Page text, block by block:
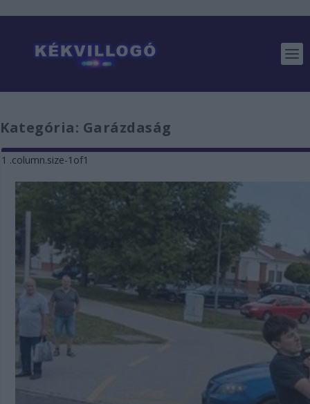
Kategória: Garázdaság